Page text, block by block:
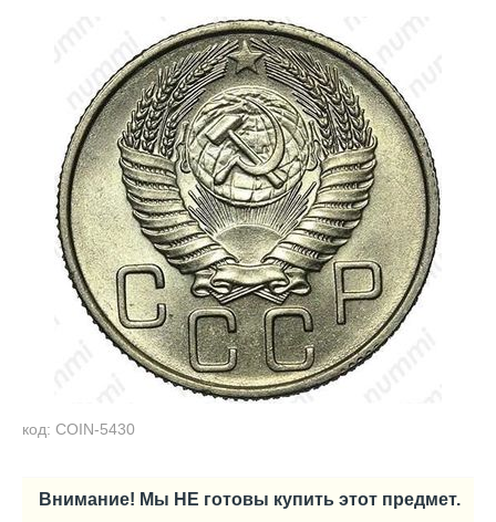
код: COIN-5430
Внимание! Мы НЕ готовы купить этот предмет.